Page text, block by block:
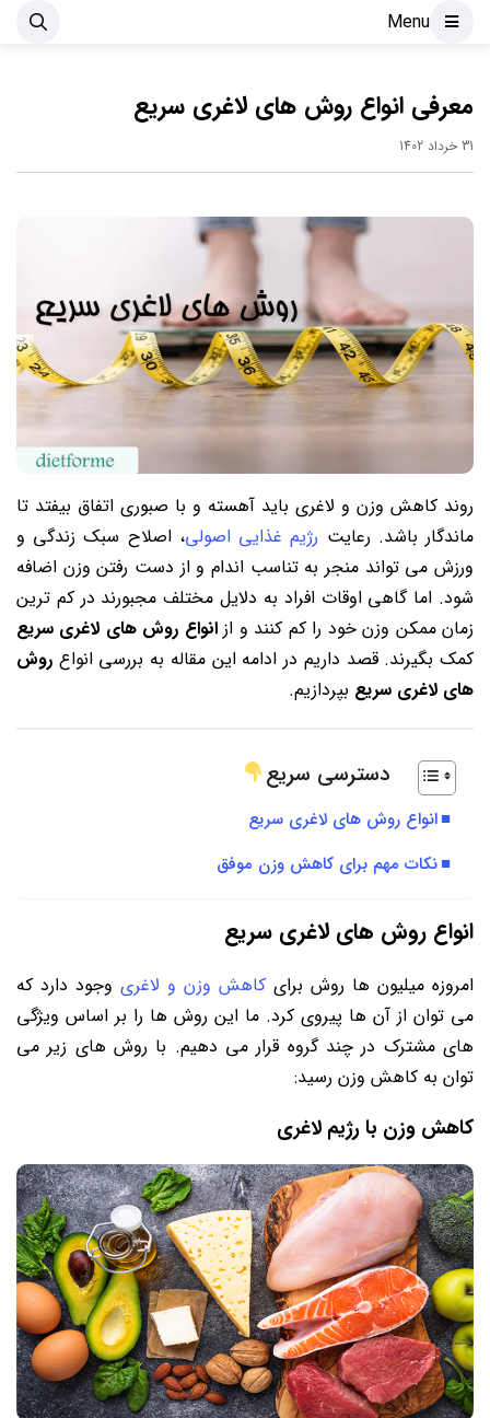
Menu
معرفی انواع روش های لاغری سریع
31 خرداد 1402
روند کاهش وزن و لاغری باید آهسته و با صبوری اتفاق بیفتد تا
ماندگار باشد. رعایت رژیم غذایی اصولی، اصلاح سبک زندگی و
ورزش می تواند منجر به تناسب اندام و از دست رفتن وزن اضافه
شود. اما گاهی اوقات افراد به دلایل مختلف مجبورند در کم ترین
زمان ممکن وزن خود را کم کنند و ازانواع روش های لاغری سریع
کمک بگیرند. قصد داریم در ادامه این مقاله به بررسی انواع روش
های لاغری سریع بپردازیم.
دسترسی سریع
انواع روش های لاغری سریع
نکات مهم برای کاهش وزن موفق
انواع روش های لاغری سریع
امروزه میلیون ها روش برای کاهش وزن و لاغری وجود دارد که
می توان از آن ها پیروی کرد. ما این روش ها را بر اساس ویژگی
های مشترک در چند گروه قرار می دهیم. با روش های زیر می
توان به کاهش وزن رسید:
کاهش وزن با رژیم لاغری